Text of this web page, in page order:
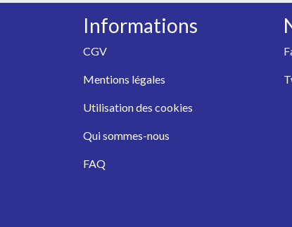
Informations
CGV
Mentions légales
Utilisation des cookies
Qui sommes-nous
FAQ